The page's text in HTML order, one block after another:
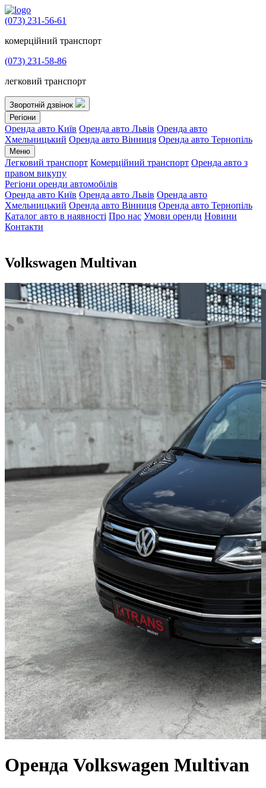
(073) 231-56-61
комерційний транспорт
(073) 231-58-86
легковий транспорт
Зворотній дзвінок
Регіони
Оренда авто Київ Оренда авто Львів Оренда авто
Хмельницький Оренда авто Вінниця Оренда авто Тернопіль
Меню
Легковий транспорт Комерційний транспорт Оренда авто з
правом викупу
Регіони оренди автомобілів
Оренда авто Київ Оренда авто Львів Оренда авто
Хмельницький Оренда авто Вінниця Оренда авто Тернопіль
Каталог авто в наявності Про нас Умови оренди Новини
Контакти
Volkswagen Multivan
Оренда Volkswagen Multivan